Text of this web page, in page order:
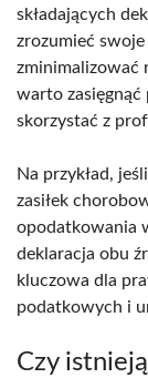
składających
zrozumieć
zminimalizować
warto zasięgnąć
skorzystać z
Na przykład,
zasiłek
opodatkowania
deklaracja obu
kluczowa dla
podatkowych i
Czy